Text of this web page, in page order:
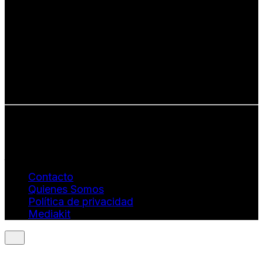
Contacto
Quienes Somos
Política de privacidad
Mediakit